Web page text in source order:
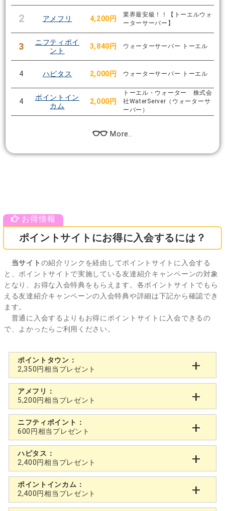
2 アメフリ 4,200円
業界最安級！！【トーエルウォ
ーターサーバー】
3
ニフティポイ
ント
3,840円 ウォーターサーバー トーエル
4 ハピタス 2,000円 ウォーターサーバー トーエル
4
ポイントイン
カム
2,000円
トーエル・ウォーター 株式会
社WaterServer（ウォーターサ
ーバー）
More..
ポイントサイトにお得に入会するには？
当サイト の紹介リンクを経由してポイントサイトに入会する
と、ポイントサイトで実施している友達紹介キャンペーンの対象
となり、お得な入会特典をもらえます。各ポイントサイトでもら
える友達紹介キャンペーンの入会特典や詳細は下記から確認でき
ます。
普通に入会するよりもお得にポイントサイトに入会できるの
で、よかったらご利用ください。
ポイントタウン：
2,350円相当プレゼント
アメフリ：
5,200円相当プレゼント
ニフティポイント：
600円相当プレゼント
ハピタス：
2,400円相当プレゼント
ポイントインカム：
2,400円相当プレゼント